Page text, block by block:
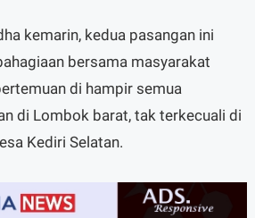
kemarin, kedua pasangan ini
bersama masyarakat
di hampir semua
di Lombok barat, tak terkecuali di
Kediri Selatan.